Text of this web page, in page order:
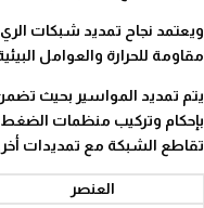
ويعتمد نجاح تمديد شبكات
مقاومة للحرارة والعوامل
يتم تمديد المواسير بحيث
بإحكام وتركيب منظمات الضغط
تقاطع الشبكة مع تمديدات
العنصر